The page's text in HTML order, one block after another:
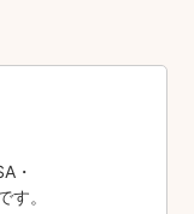
・
す。